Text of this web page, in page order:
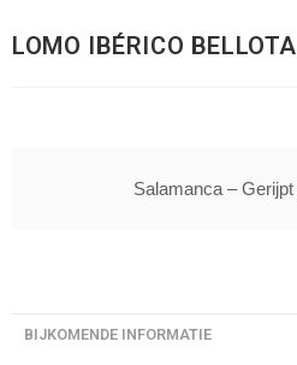
LOMO IBÉRICO
Salamanca –
BIJKOMENDE INFORMATIE